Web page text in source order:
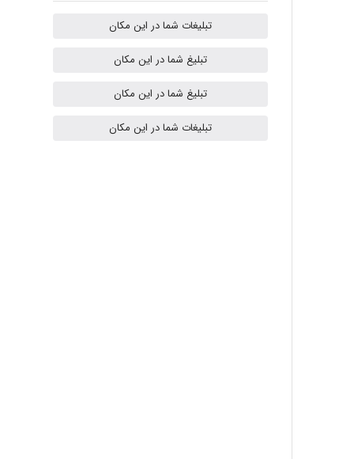
تبلیغات شما در این مکان
تبلیغ شما در این مکان
تبلیغ شما در این مکان
تبلیغات شما در این مکان